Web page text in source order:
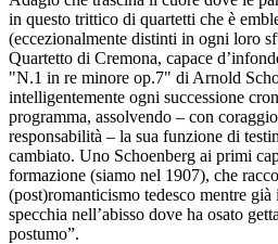
in questo trittico di quartetti che è
(eccezionalmente distinti in ogni loro
Quartetto di Cremona, capace
"N.1 in re minore op.7" di Arnold
intelligentemente ogni successione
programma, assolvendo – con
responsabilità – la sua funzione di
cambiato. Uno Schoenberg ai primi
formazione (siamo nel 1907), che
(post)romanticismo tedesco mentre
specchia nell’abisso dove ha osato
postumo”.